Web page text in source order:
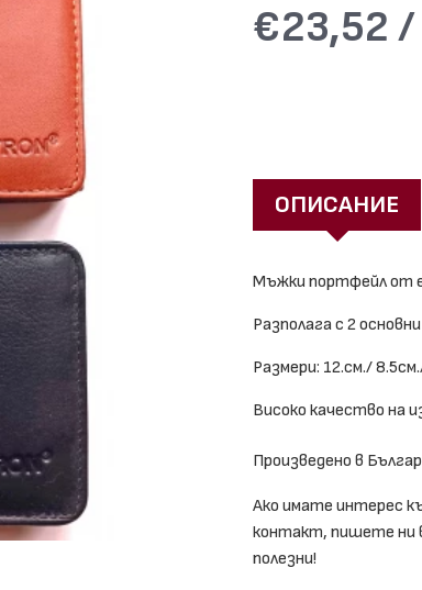
€23,52 /
ОПИСАНИЕ
Мъжки портфейл от
Разполага с 2
Размери: 12.см./
Високо качество на
Произведено в
Ако имате интерес
контакт, пишете ни
полезни!